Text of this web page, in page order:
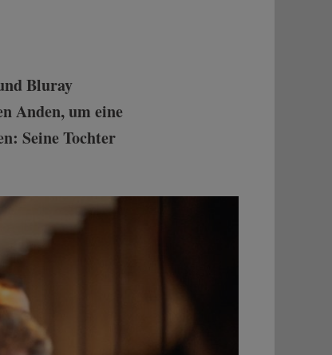
Bluray
Anden, um eine
Seine Tochter